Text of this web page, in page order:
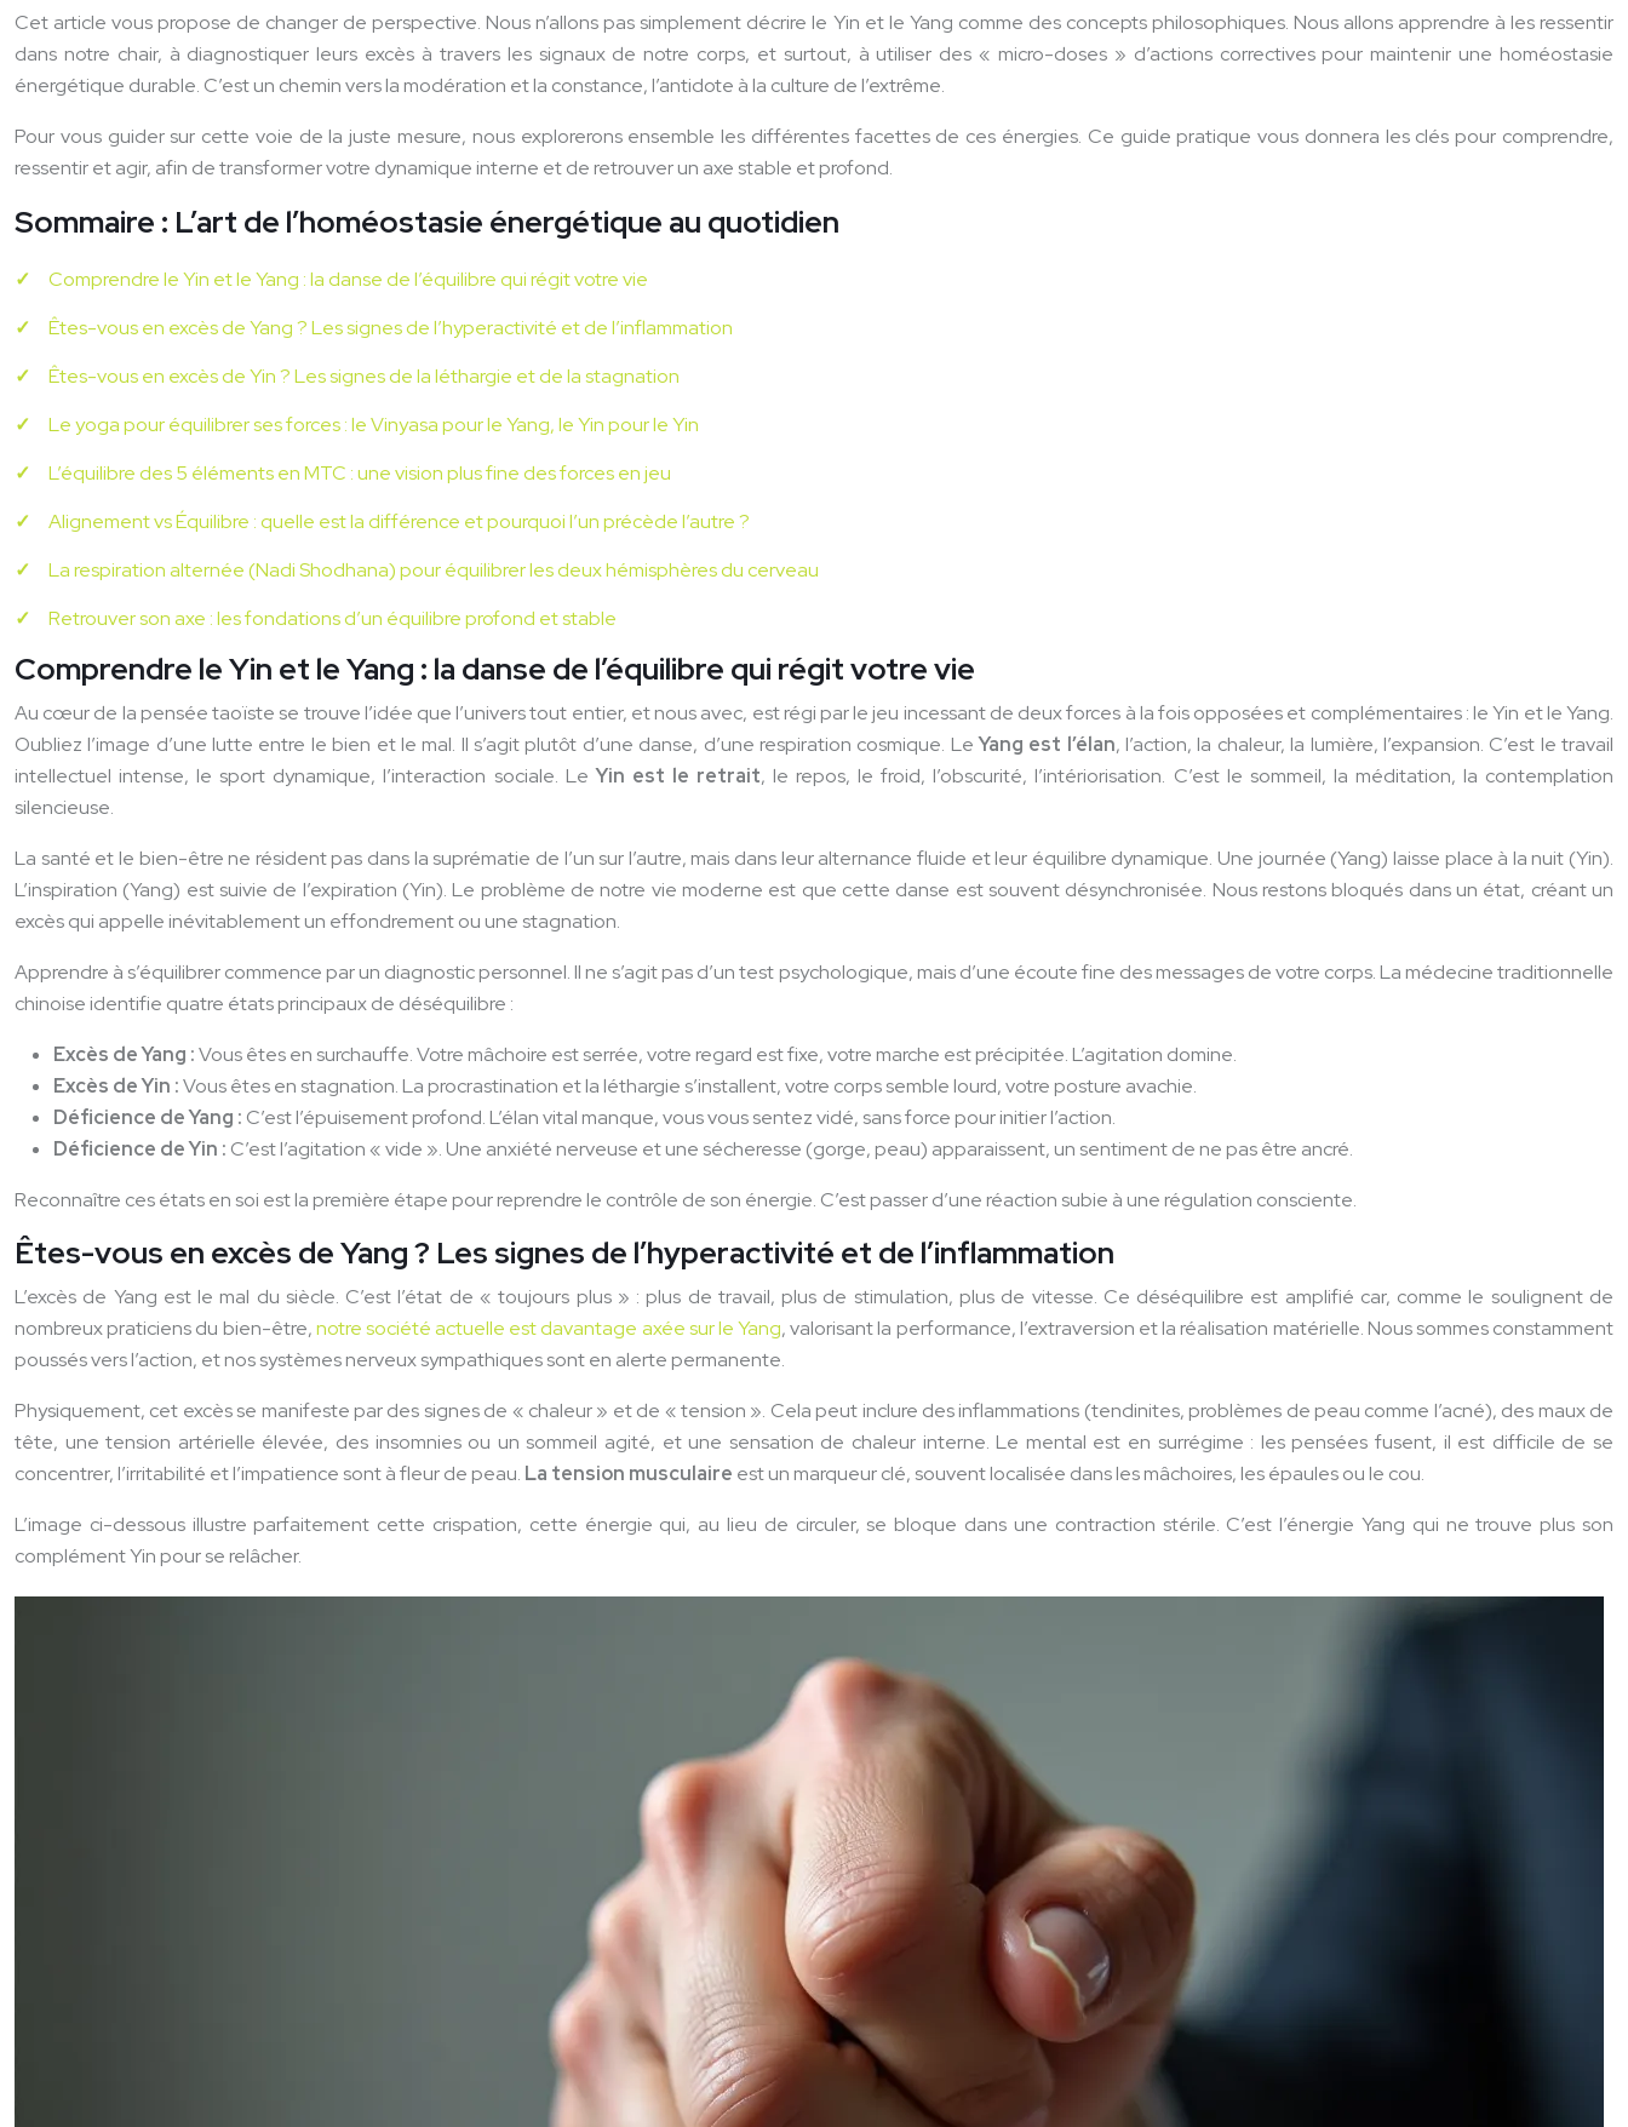
Cet article vous propose de changer de perspective. Nous n’allons pas simplement décrire le Yin et le Yang comme des concepts philosophiques. Nous allons apprendre à les ressentir
dans notre chair, à diagnostiquer leurs excès à travers les signaux de notre corps, et surtout, à utiliser des « micro-doses » d’actions correctives pour maintenir une homéostasie
énergétique durable. C’est un chemin vers la modération et la constance, l’antidote à la culture de l’extrême.
Pour vous guider sur cette voie de la juste mesure, nous explorerons ensemble les différentes facettes de ces énergies. Ce guide pratique vous donnera les clés pour comprendre,
ressentir et agir, afin de transformer votre dynamique interne et de retrouver un axe stable et profond.
Sommaire : L’art de l’homéostasie énergétique au quotidien
Comprendre le Yin et le Yang : la danse de l’équilibre qui régit votre vie
Êtes-vous en excès de Yang ? Les signes de l’hyperactivité et de l’inflammation
Êtes-vous en excès de Yin ? Les signes de la léthargie et de la stagnation
Le yoga pour équilibrer ses forces : le Vinyasa pour le Yang, le Yin pour le Yin
L’équilibre des 5 éléments en MTC : une vision plus fine des forces en jeu
Alignement vs Équilibre : quelle est la différence et pourquoi l’un précède l’autre ?
La respiration alternée (Nadi Shodhana) pour équilibrer les deux hémisphères du cerveau
Retrouver son axe : les fondations d’un équilibre profond et stable
Comprendre le Yin et le Yang : la danse de l’équilibre qui régit votre vie
Au cœur de la pensée taoïste se trouve l’idée que l’univers tout entier, et nous avec, est régi par le jeu incessant de deux forces à la fois opposées et complémentaires : le Yin et le Yang.
Oubliez l’image d’une lutte entre le bien et le mal. Il s’agit plutôt d’une danse, d’une respiration cosmique. LeYang est l’élan, l’action, la chaleur, la lumière, l’expansion. C’est le travail
intellectuel intense, le sport dynamique, l’interaction sociale. LeYin est le retrait, le repos, le froid, l’obscurité, l’intériorisation. C’est le sommeil, la méditation, la contemplation
silencieuse.
La santé et le bien-être ne résident pas dans la suprématie de l’un sur l’autre, mais dans leur alternance fluide et leur équilibre dynamique. Une journée (Yang) laisse place à la nuit (Yin).
L’inspiration (Yang) est suivie de l’expiration (Yin). Le problème de notre vie moderne est que cette danse est souvent désynchronisée. Nous restons bloqués dans un état, créant un
excès qui appelle inévitablement un effondrement ou une stagnation.
Apprendre à s’équilibrer commence par un diagnostic personnel. Il ne s’agit pas d’un test psychologique, mais d’une écoute fine des messages de votre corps. La médecine traditionnelle
chinoise identifie quatre états principaux de déséquilibre :
Excès de Yang :Vous êtes en surchauffe. Votre mâchoire est serrée, votre regard est fixe, votre marche est précipitée. L’agitation domine.
Excès de Yin :Vous êtes en stagnation. La procrastination et la léthargie s’installent, votre corps semble lourd, votre posture avachie.
Déficience de Yang : C’est l’épuisement profond. L’élan vital manque, vous vous sentez vidé, sans force pour initier l’action.
Déficience de Yin : C’est l’agitation « vide ». Une anxiété nerveuse et une sécheresse (gorge, peau) apparaissent, un sentiment de ne pas être ancré.
Reconnaître ces états en soi est la première étape pour reprendre le contrôle de son énergie. C’est passer d’une réaction subie à une régulation consciente.
Êtes-vous en excès de Yang ? Les signes de l’hyperactivité et de l’inflammation
L’excès de Yang est le mal du siècle. C’est l’état de « toujours plus » : plus de travail, plus de stimulation, plus de vitesse. Ce déséquilibre est amplifié car, comme le soulignent de
nombreux praticiens du bien-être,notre société actuelle est davantage axée sur le Yang, valorisant la performance, l’extraversion et la réalisation matérielle. Nous sommes constamment
poussés vers l’action, et nos systèmes nerveux sympathiques sont en alerte permanente.
Physiquement, cet excès se manifeste par des signes de « chaleur » et de « tension ». Cela peut inclure des inflammations (tendinites, problèmes de peau comme l’acné), des maux de
tête, une tension artérielle élevée, des insomnies ou un sommeil agité, et une sensation de chaleur interne. Le mental est en surrégime : les pensées fusent, il est difficile de se
concentrer, l’irritabilité et l’impatience sont à fleur de peau. La tension musculaire est un marqueur clé, souvent localisée dans les mâchoires, les épaules ou le cou.
L’image ci-dessous illustre parfaitement cette crispation, cette énergie qui, au lieu de circuler, se bloque dans une contraction stérile. C’est l’énergie Yang qui ne trouve plus son
complément Yin pour se relâcher.